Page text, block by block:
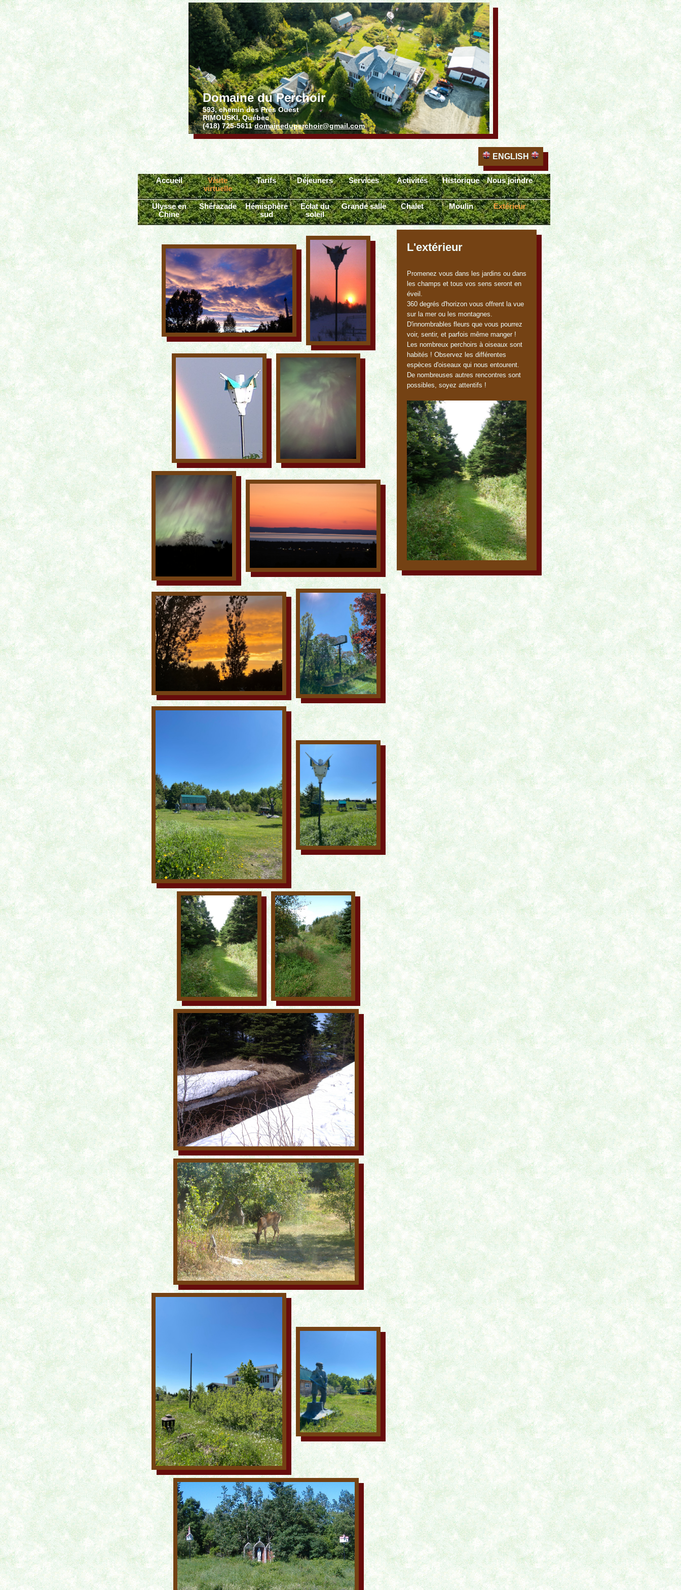
Domaine du Perchoir
593, chemin des Prés Ouest
RIMOUSKI, Québec
(418) 725-5611domaineduperchoir@gmail.com
ENGLISH
Accueil
Visite
virtuelle
Tarifs Déjeuners Services Activités Historique Nous joindre
Ulysse en
Chine
Shérazade
Hémisphère
sud
Eclat du
soleil
Grande salle Chalet Moulin Extérieur
L'extérieur
Promenez vous dans les jardins ou dans
les champs et tous vos sens seront en
éveil.
360 degrés d'horizon vous offrent la vue
sur la mer ou les montagnes.
D'innombrables fleurs que vous pourrez
voir, sentir, et parfois même manger !
Les nombreux perchoirs à oiseaux sont
habités ! Observez les différentes
espèces d'oiseaux qui nous entourent.
De nombreuses autres rencontres sont
possibles, soyez attentifs !